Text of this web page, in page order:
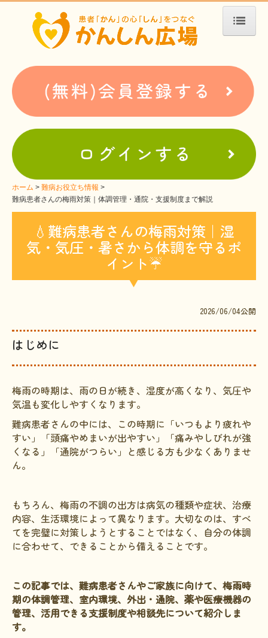
ホーム
患者会・支援団体紹介
疾患別検索
疾患分類検索
支援中ホームページ一例
患者会紹介
WEBメディアに関するコラム
文献に関するコラム
就労に関するコラム
お金に関するコラム
難病の日
インタビュー一覧
社会保障制度
難病研究班の情報発信
移行期医療
当サイトについて
ホーム
難病お役立ち情報
難病患者さんの梅雨対策｜体調管理・通院・支援制度まで解説
💧難病患者さんの梅雨対策｜湿
気・気圧・暑さから体調を守るポ
イント☔
2026/06/04公開
はじめに
梅雨の時期は、雨の日が続き、湿度が高くなり、気圧や
気温も変化しやすくなります。
難病患者さんの中には、この時期に「いつもより疲れや
すい」「頭痛やめまいが出やすい」「痛みやしびれが強
くなる」「通院がつらい」と感じる方も少なくありませ
ん。
もちろん、梅雨の不調の出方は病気の種類や症状、治療
内容、生活環境によって異なります。大切なのは、すべ
てを完璧に対策しようとすることではなく、自分の体調
に合わせて、できることから備えることです。
この記事では、難病患者さんやご家族に向けて、梅雨時
期の体調管理、室内環境、外出・通院、薬や医療機器の
管理、活用できる支援制度や相談先について紹介しま
す。